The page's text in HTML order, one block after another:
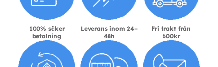
100% säker
betalning
Leverans inom 24–
48h
Fri frakt från
600kr